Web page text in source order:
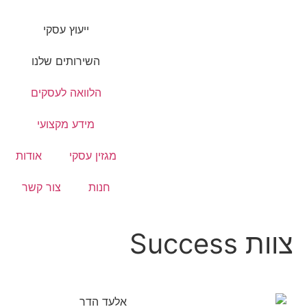
ייעוץ עסקי
השירותים שלנו
הלוואה לעסקים
מידע מקצועי
מגזין עסקי אודות
חנות צור קשר
צוות Success